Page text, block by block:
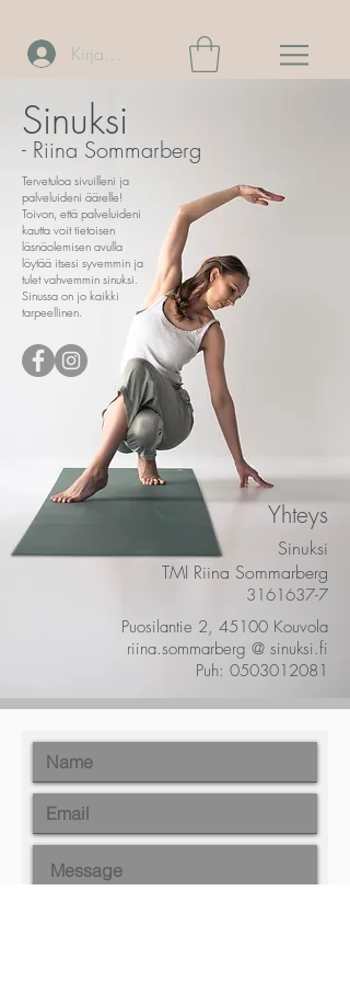
Kirjaudu
Sinuksi
- Riina Sommarberg
Tervetuloa sivuilleni ja
palveluideni äärelle!
Toivon, että palveluideni
kautta voit tietoisen
läsnäolemisen avulla
löytää itsesi syvemmin ja
tulet vahvemmin sinuksi.
Sinussa on jo kaikki
tarpeellinen.
Yhteys
Sinuksi
TMI Riina Sommarberg
3161637-7
Puosilantie 2, 45100 Kouvola
riina.sommarberg @ sinuksi.fi
Puh: 0503012081